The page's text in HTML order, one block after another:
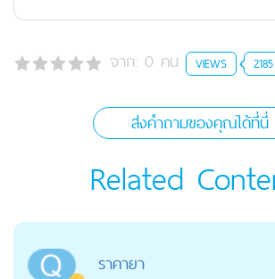
จาก: 0 คน VIEWS 2185
ส่งคำถามของคุณได้ที่นี่
Related
ราคายา